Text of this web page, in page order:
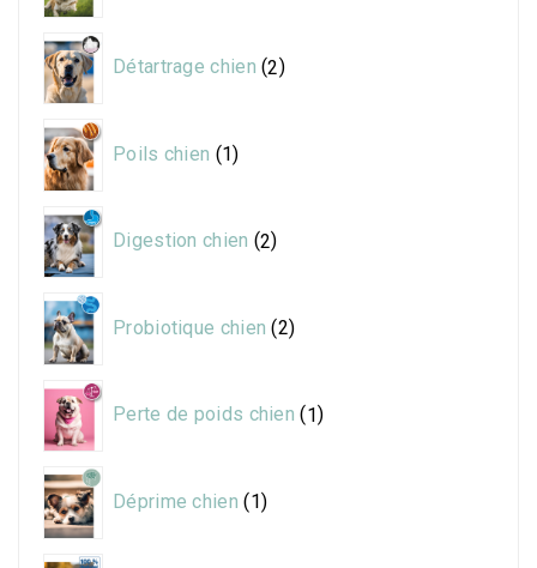
Détartrage chien 2
produits
Poils chien 1
produit
Digestion chien 2
produits
Probiotique chien 2
produits
Perte de poids chien 1
produit
Déprime chien 1
produit